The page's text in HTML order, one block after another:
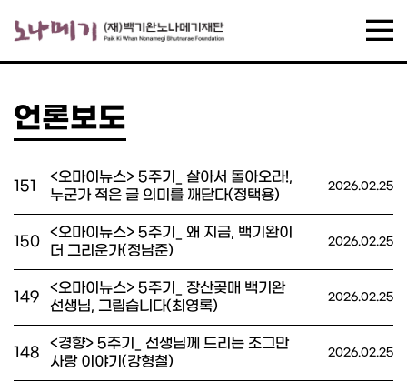
언론보도
151
<오마이뉴스> 5주기_ 살아서 돌아오라!,
누군가 적은 글 의미를 깨닫다(정택용)
2026.02.25
150
<오마이뉴스> 5주기_ 왜 지금, 백기완이
더 그리운가(정남준)
2026.02.25
149
<오마이뉴스> 5주기_ 장산곶매 백기완
선생님, 그립습니다(최영록)
2026.02.25
148
<경향> 5주기_ 선생님께 드리는 조그만
사랑 이야기(강형철)
2026.02.25